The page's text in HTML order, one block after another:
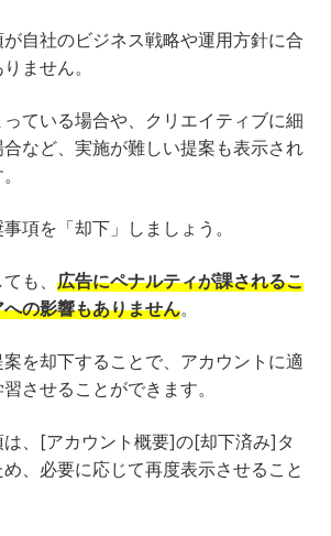
自社のビジネス戦略や運用方針に合
ません。
ている場合や、クリエイティブに細
など、実施が難しい提案も表示され
項を「却下」しましょう。
も、 広告にペナルティが課されるこ
の影響もありません。
を却下することで、アカウントに適
させることができます。
、[アカウント概要]の[却下済み]タ
、必要に応じて再度表示させること